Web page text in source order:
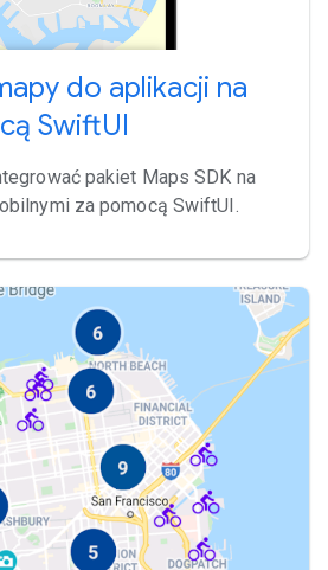
do aplikacji na
SwiftUI
pakiet Maps SDK na
za pomocą SwiftUI.